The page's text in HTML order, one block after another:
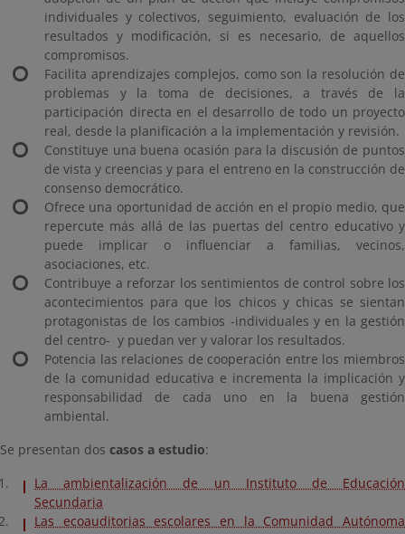
individuales y colectivos, seguimiento, evaluación de los
resultados y modificación, si es necesario, de aquellos
compromisos.
Facilita aprendizajes complejos, como son la resolución de
problemas y la toma de decisiones, a través de la
participación directa en el desarrollo de todo un proyecto
real, desde la planificación a la implementación y revisión.
Constituye una buena ocasión para la discusión de puntos
de vista y creencias y para el entreno en la construcción de
consenso democrático.
Ofrece una oportunidad de acción en el propio medio, que
repercute más allá de las puertas del centro educativo y
puede implicar o influenciar a familias, vecinos,
asociaciones, etc.
Contribuye a reforzar los sentimientos de control sobre los
acontecimientos para que los chicos y chicas se sientan
protagonistas de los cambios -individuales y en la gestión
del centro- y puedan ver y valorar los resultados.
Potencia las relaciones de cooperación entre los miembros
de la comunidad educativa e incrementa la implicación y
responsabilidad de cada uno en la buena gestión
ambiental.
Se presentan dos casos a estudio:
La ambientalización de un Instituto de Educación
Secundaria
Las ecoauditorias escolares en la Comunidad Autónoma